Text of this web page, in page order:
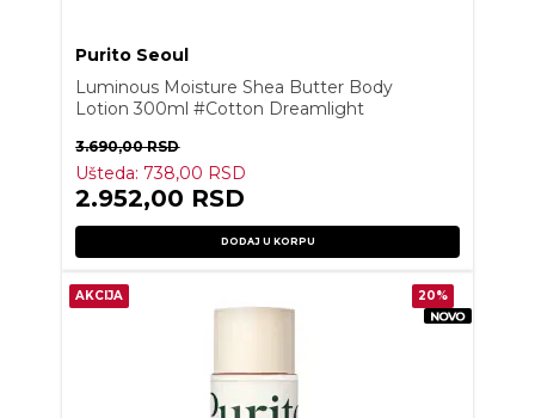
Purito Seoul
Luminous Moisture Shea Butter Body
Lotion 300ml #Cotton Dreamlight
3.690,00RSD
Ušteda:738,00 RSD
2.952,00 RSD
DODAJ U KORPU
AKCIJA 20%